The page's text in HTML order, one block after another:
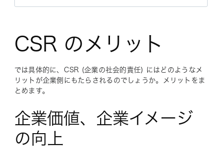
CSR のメリット
では具体的に、CSR (企業の社会的責任) にはどのようなメ
リットが企業側にもたらされるのでしょうか。メリットをま
とめます。
企業価値、企業イメージ
の向上